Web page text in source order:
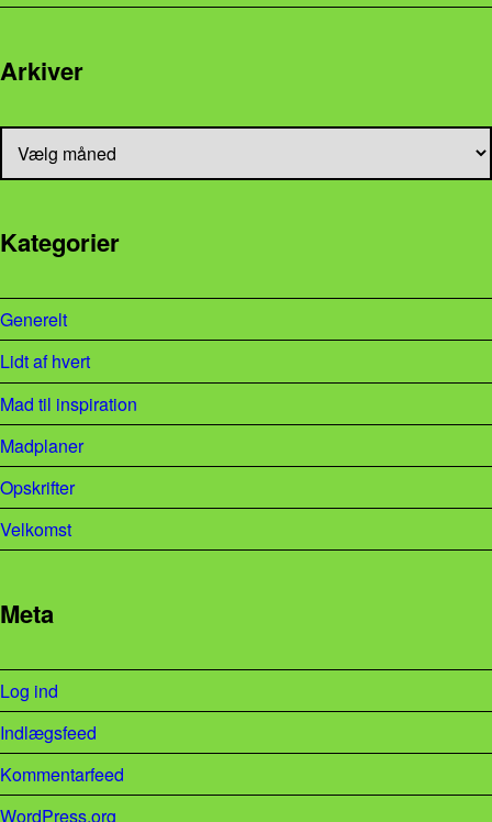
Arkiver
Arkiver
Kategorier
Generelt
Lidt af hvert
Mad til inspiration
Madplaner
Opskrifter
Velkomst
Meta
Log ind
Indlægsfeed
Kommentarfeed
WordPress.org